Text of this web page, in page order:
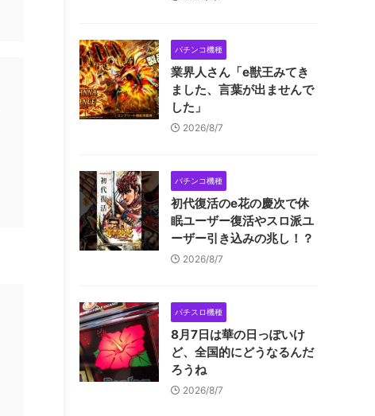
パチンコ機種
業界人さん「e獣王みてき
ました、言葉が出ませんで
した」
2026/8/7
パチンコ機種
初代復活のe花の慶次で休
眠ユーザー復活やスロ派ユ
ーザー引き込みの兆し！？
2026/8/7
パチスロ機種
8月7日は華の日っぽいけ
ど、全国的にどうなるんだ
ろうね
2026/8/7